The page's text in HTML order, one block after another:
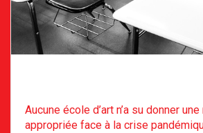
Aucune école d’art n’a su donner
appropriée face à la crise